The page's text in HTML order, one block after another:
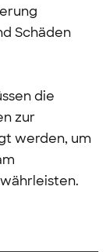
Schäden
die
zur
werden, um